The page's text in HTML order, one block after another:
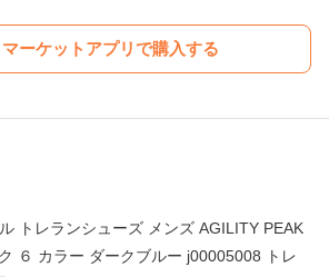
ーケットアプリで購入する
トレランシューズ メンズ AGILITY PEAK
６ カラー ダークブルー j00005008 トレ